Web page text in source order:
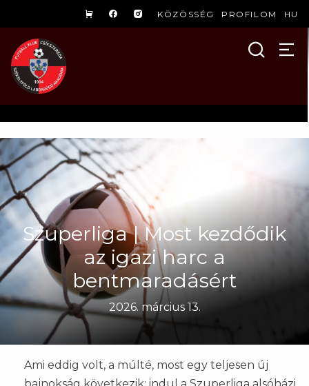
KÖZÖSSÉG PROFILOM HU
Szuperliga | Most kezdődik
az igazi harc a
bentmaradásért
2026. március 13.
Ami eddig volt, a múlté, most egy teljesen új